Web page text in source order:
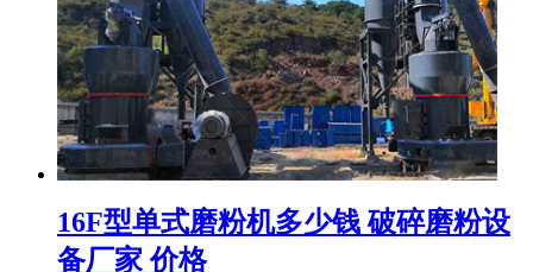
16F型单式磨粉机多少钱 破碎磨粉设
备厂家 价格